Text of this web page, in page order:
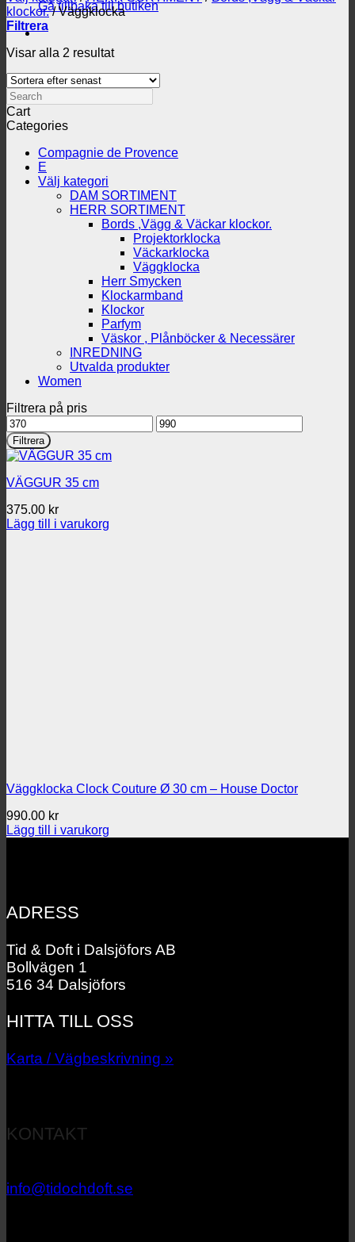
Gå tillbaka till butiken
klockor. /Väggklocka
Filtrera
Visar alla 2 resultatSortera
senaste
Search
Cart
Categories
Compagnie de Provence
E
Välj kategori
DAM SORTIMENT
HERR SORTIMENT
Bords ,Vägg & Väckar klockor.
Projektorklocka
Väckarklocka
Väggklocka
Herr Smycken
Klockarmband
Klockor
Parfym
Väskor , Plånböcker & Necessärer
INREDNING
Utvalda produkter
Women
Filtrera på pris
Min
pris
Max
pris
Filtrera
VÄGGUR 35 cm
375.00 kr
Lägg till i varukorg
Väggklocka Clock Couture Ø 30 cm – House Doctor
990.00 kr
Lägg till i varukorg
ADRESS
Tid & Doft i Dalsjöfors AB
Bollvägen 1
516 34 Dalsjöfors
HITTA TILL OSS
Karta / Vägbeskrivning »
KONTAKT
info@tidochdoft.se